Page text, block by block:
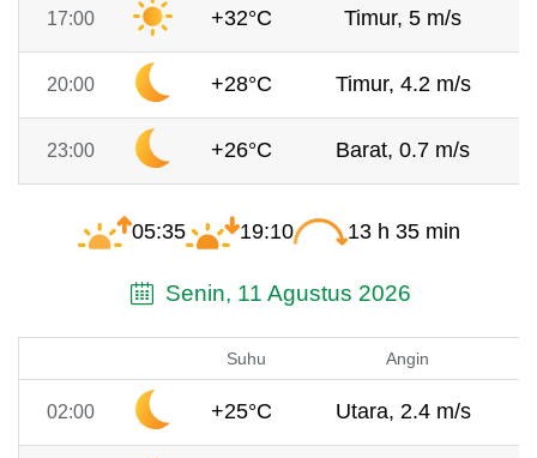
17:00 +32°C Timur, 5 m/s
20:00 +28°C Timur, 4.2 m/s
23:00 +26°C Barat, 0.7 m/s
05:35 19:10 13 h 35 min
Senin, 11 Agustus 2026
Suhu Angin
02:00 +25°C Utara, 2.4 m/s